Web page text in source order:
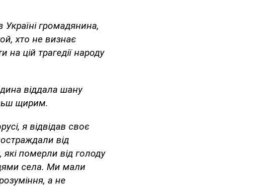
громадянина,
хто не визнає
цій трагедії народу
віддала шану
щирим.
я відвідав своє
від
померли від голоду
села. Ми мали
а не